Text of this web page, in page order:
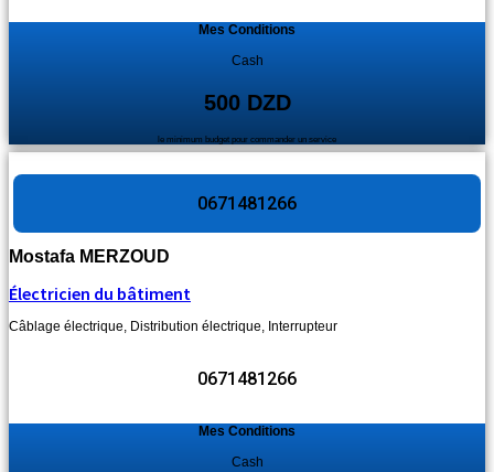
Mes Conditions
Cash
500 DZD
le minimum budget pour commander un service
0671481266
Mostafa MERZOUD
Électricien du bâtiment
Câblage électrique, Distribution électrique, Interrupteur
0671481266
Mes Conditions
Cash